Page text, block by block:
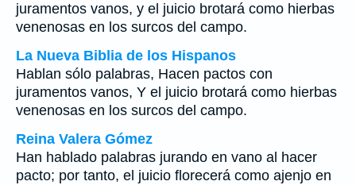
juramentos vanos, y el juicio brotará como hierbas
venenosas en los surcos del campo.
La Nueva Biblia de los Hispanos
Hablan sólo palabras, Hacen pactos con
juramentos vanos, Y el juicio brotará como hierbas
venenosas en los surcos del campo.
Reina Valera Gómez
Han hablado palabras jurando en vano al hacer
pacto; por tanto, el juicio florecerá como ajenjo en